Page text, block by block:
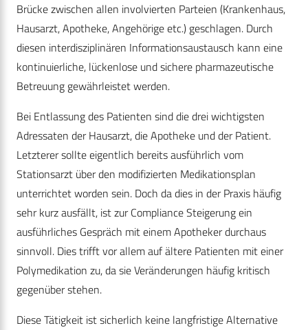
Brücke zwischen allen involvierten Parteien (Krankenhaus,
Hausarzt, Apotheke, Angehörige etc.) geschlagen. Durch
diesen interdisziplinären Informationsaustausch kann eine
kontinuierliche, lückenlose und sichere pharmazeutische
Betreuung gewährleistet werden.
Bei Entlassung des Patienten sind die drei wichtigsten
Adressaten der Hausarzt, die Apotheke und der Patient.
Letzterer sollte eigentlich bereits ausführlich vom
Stationsarzt über den modifizierten Medikationsplan
unterrichtet worden sein. Doch da dies in der Praxis häufig
sehr kurz ausfällt, ist zur Compliance Steigerung ein
ausführliches Gespräch mit einem Apotheker durchaus
sinnvoll. Dies trifft vor allem auf ältere Patienten mit einer
Polymedikation zu, da sie Veränderungen häufig kritisch
gegenüber stehen.
Diese Tätigkeit ist sicherlich keine langfristige Alternative